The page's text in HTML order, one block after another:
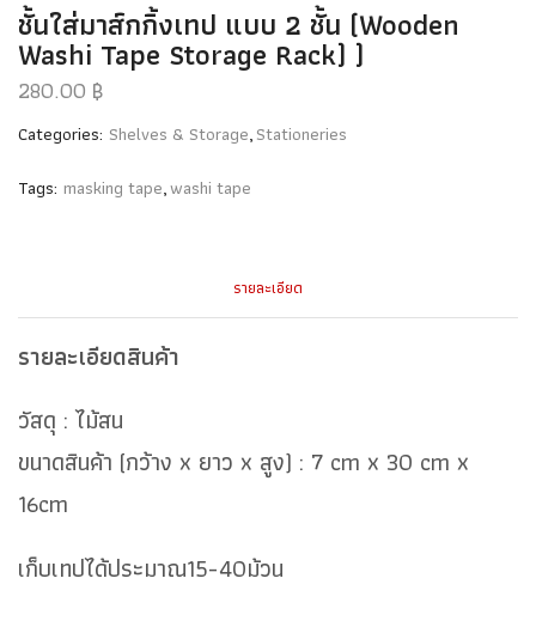
ชั้นใส่มาส์กกิ้งเทป แบบ 2 ชั้น (Wooden
Washi Tape Storage Rack) )
280.00 ฿
Categories: Shelves & Storage,Stationeries
Tags: masking tape,washi tape
รายละเอียด
รายละเอียดสินค้า
วัสดุ : ไม้สน
ขนาดสินค้า (กว้าง x ยาว x สูง) : 7 cm x 30 cm x
16cm
เก็บเทปได้ประมาณ15-40ม้วน